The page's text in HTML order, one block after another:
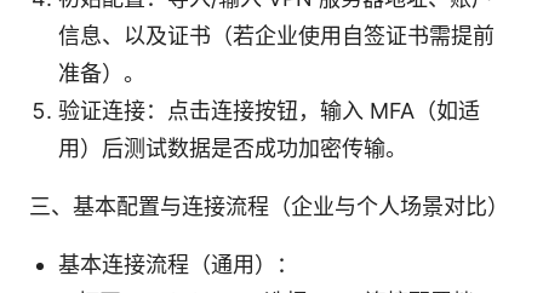
信息、以及证书（若企业使用自签证书需提前
准备）。
验证连接：点击连接按钮，输入 MFA（如适
用）后测试数据是否成功加密传输。
三、基本配置与连接流程（企业与个人场景对比）
基本连接流程（通用）：